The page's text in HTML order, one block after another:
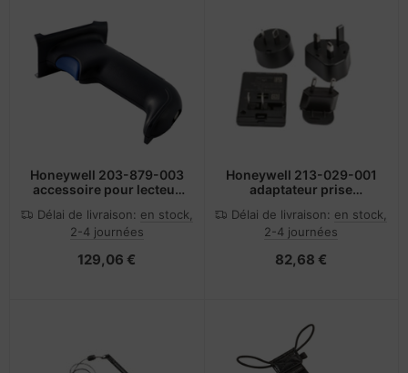
Honeywell 203-879-003
accessoire pour lecteur
Délai de livraison: en stock,
2-4 journées
129,06 €
Honeywell 213-029-001
adaptateur prise
Noir
Délai de livraison: en stock,
2-4 journées
82,68 €